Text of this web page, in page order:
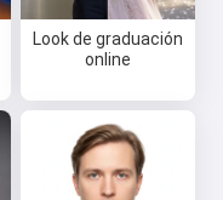
Look de graduación
online